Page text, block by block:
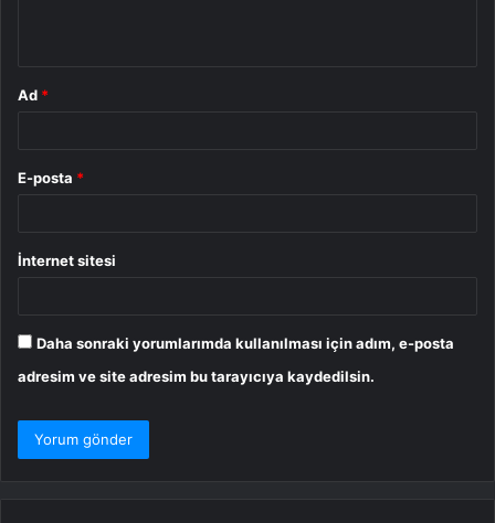
Ad *
E-posta *
İnternet sitesi
Daha sonraki yorumlarımda kullanılması için adım, e-posta
adresim ve site adresim bu tarayıcıya kaydedilsin.